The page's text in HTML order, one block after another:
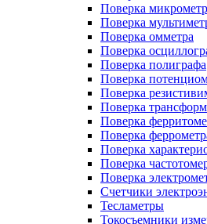
Поверка
Поверка
Поверка омметра
Поверка
Поверка полиграфа
Поверка
Поверка
Поверка
Поверка
Поверка
Поверка
Поверка
Поверка
Счетчики
Тесламетры
Токосъемники